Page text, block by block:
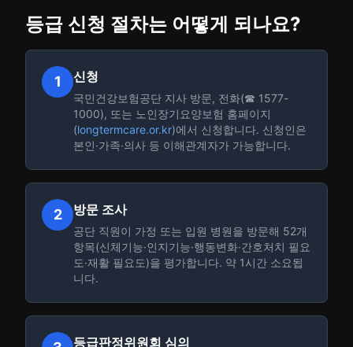
등급 신청 절차는 어떻게 되나요?
1 신청
국민건강보험공단 지사 방문, 전화(☎ 1577-
1000), 또는 노인장기요양보험 홈페이지
(longtermcare.or.kr)에서 신청합니다. 신청인은
본인·가족·의사 등 이해관계자가 가능합니다.
2 방문 조사
공단 직원이 가정 또는 입원 병원을 방문해 52개
항목(신체기능·인지기능·행동변화·간호처치 필요
도·재활 필요도)을 평가합니다. 약 1시간 소요됩
니다.
등급판정위원회 심의